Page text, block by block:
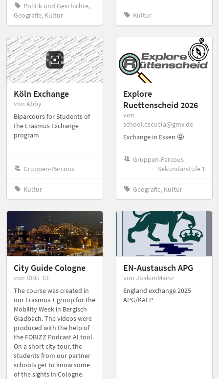
Politik und Geschichte,
Geografie, Kultur
Kultur
Köln Exchange
von Abby
Biparcours for Students of
the Erasmus Exchange
program
Gruppen-Parcous
Kultur
Explore
Ruettenscheid 2026
von
school.escuela@gmx.de
Exchange in Essen 🤩
Gruppen-Parcous
Sekundarstufe 1
Geografie, Kultur
City Guide Cologne
von DBG_GL
The course was created in
our Erasmus + group for the
Mobility Week in Bergisch
Gladbach. The videos were
produced with the help of
the FOBIZZ Podcast AI tool.
On a short city tour, the
students from our partner
schools get to know some
of the sights in Cologne.
EN-Austausch APG
von JoakimMainz
England exchange 2025
APG/KAEP